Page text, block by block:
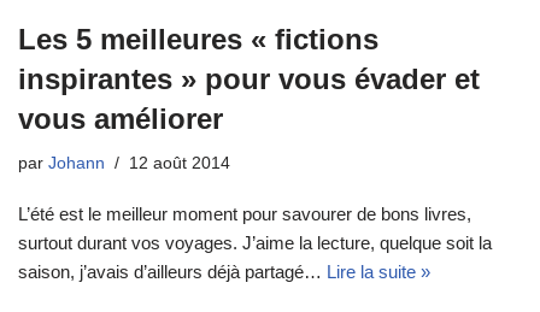
Les 5 meilleures « fictions
inspirantes » pour vous évader et
vous améliorer
par Johann 12 août 2014
L’été est le meilleur moment pour savourer de bons livres,
surtout durant vos voyages. J’aime la lecture, quelque soit la
saison, j’avais d’ailleurs déjà partagé… Lire la suite »